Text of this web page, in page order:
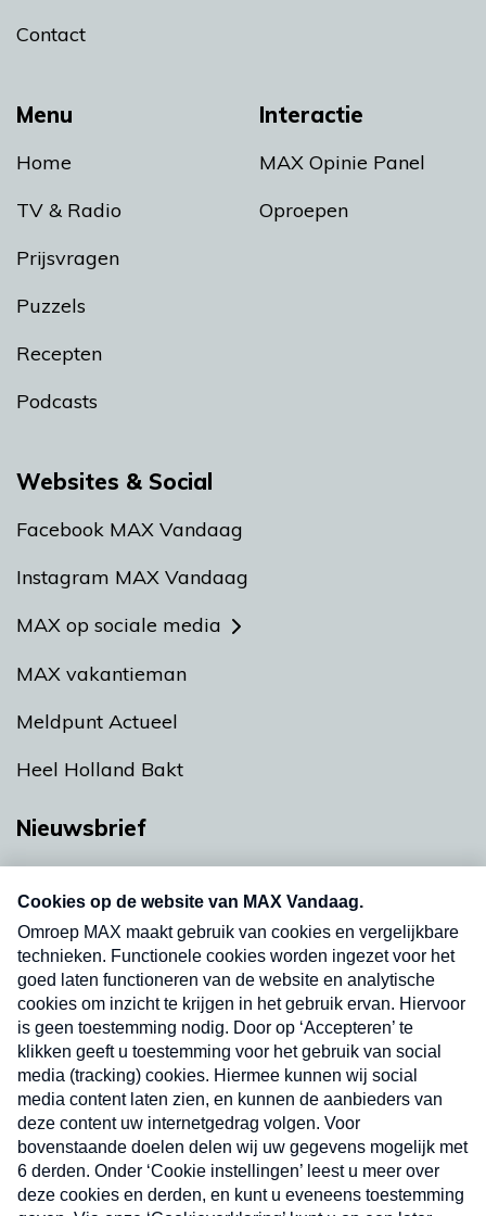
Menu
Home
TV & Radio
Prijsvragen
Puzzels
Recepten
Podcasts
Interactie
MAX Opinie Panel
Oproepen
Contact
Websites & Social
Facebook MAX Vandaag
Instagram MAX Vandaag
MAX op sociale media
MAX vakantieman
Meldpunt Actueel
Heel Holland Bakt
Nieuwsbrief
nieuwsbrief. Elke vrijdag- en dinsdagochtend in
uw mailbox.
Verzend
Nieuwsbrief